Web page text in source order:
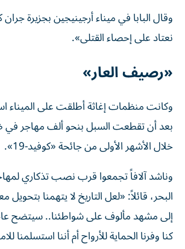
وقال البابا في ميناء أرجينيجين بجزيرة جران
نعتاد على إحصاء القتلى».
«رصيف العار»
وكانت منظمات إغاثة أطلقت على الميناء
بعد أن تقطعت السبل بنحو ‌ألف مهاجر
خلال الأشهر الأولى من جائحة «كوفيد-19».
وناشد آلافاً تجمعوا قرب نصب ⁠تذكاري
البحر، قائلاً: «لعل التاريخ لا يتهمنا بتحويل
إلى مشهد مألوف على شواطئنا.. سيتضح
كنا وفرنا الحماية للأرواح أم أننا استسلمنا